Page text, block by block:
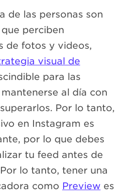
de las personas son
perciben
de fotos y videos,
visual de
para las
al día con
Por lo tanto,
en Instagram es
por lo que debes
tu feed antes de
lo tanto, tener una
como Preview es